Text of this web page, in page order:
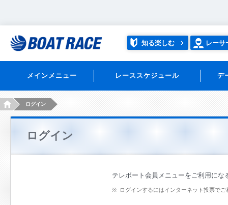
知る楽しむ レーサ
メインメニュー レーススケジュール デ
HOMEログイン
ログイン
テレボート会員メニューをご利用にな
ログインするにはインターネット投票で